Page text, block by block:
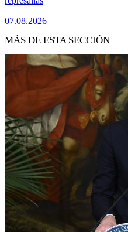
07.08.2026
MÁS DE ESTA SECCIÓN